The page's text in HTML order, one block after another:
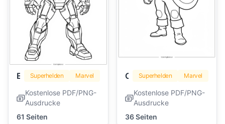
Superhelden Marvel
Kostenlose PDF/PNG-
Ausdrucke
61 Seiten
Superhelden Marvel
Kostenlose PDF/PNG-
Ausdrucke
36 Seiten